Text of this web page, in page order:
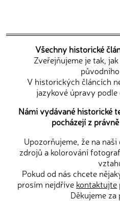
Všechny historické
Zveřejňujeme je tak,
V historických článcích
jazykové úpravy
Námi vydávané historické
pocházejí z
Upozorňujeme, že na
zdrojů a kolorování
Pokud od nás chcete
prosím nejdříve kontaktujte
Děkujeme za